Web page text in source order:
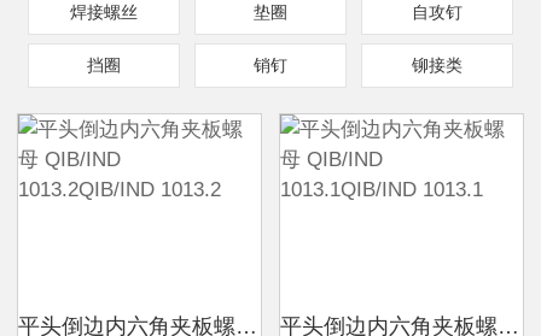
焊接螺丝 垫圈 自攻钉
挡圈 销钉 铆接类
平头倒边内六角夹板螺母 QIB/IND 1013.2QIB/IND 1013.2 平头倒边内六角夹板螺母 QIB/IND 1013.1QIB/IND 1013.1